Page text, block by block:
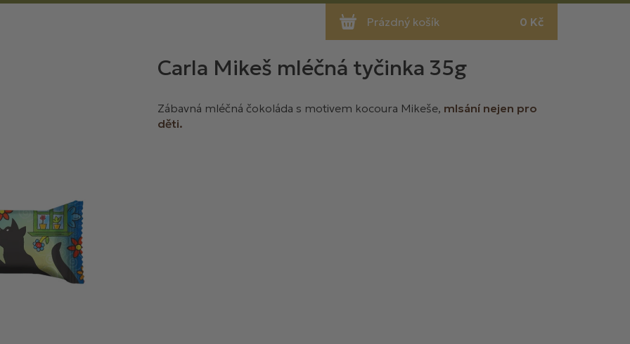
Carla Mikeš mléčná tyčinka 35g
Zábavná mléčná čokoláda s motivem kocoura Mikeše, mlsání nejen pro
děti.